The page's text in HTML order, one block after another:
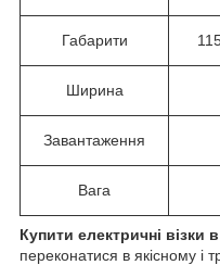
Габарити
Ширина
Завантаження
Вага
Купити електричні візки
переконатися в якісному і